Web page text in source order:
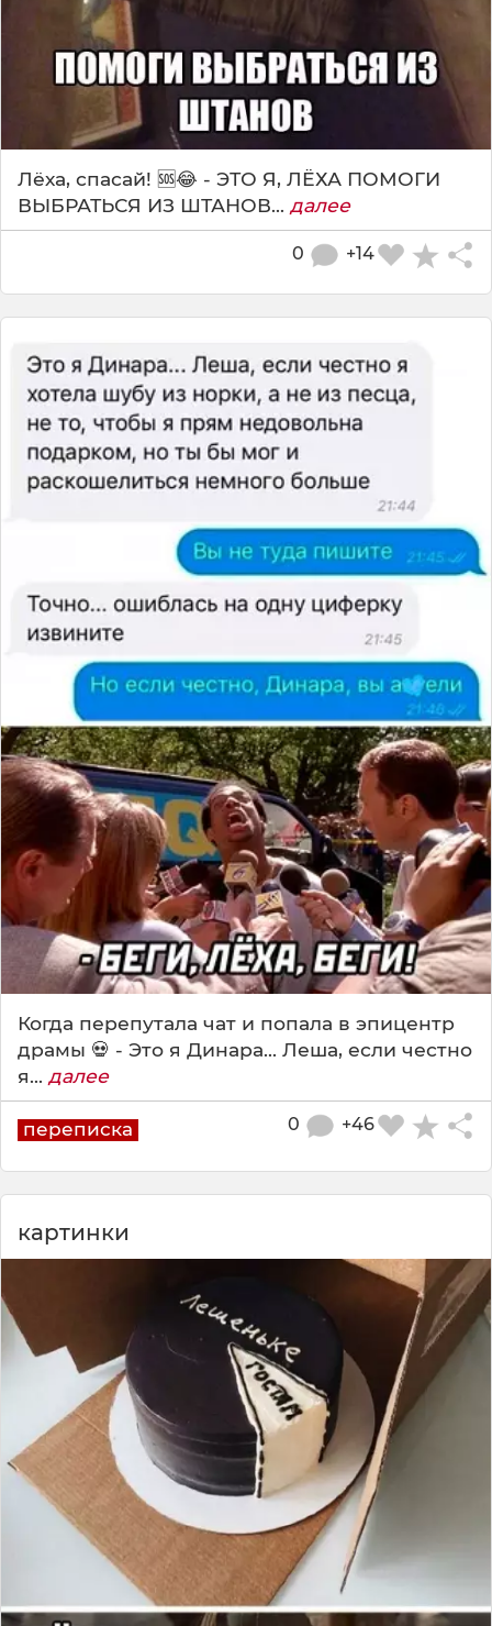
Лёха, спасай! 🆘😂 - ЭТО Я, ЛЁХА ПОМОГИ
ВЫБРАТЬСЯ ИЗ ШТАНОВ... далее
+14
0
Когда перепутала чат и попала в эпицентр
драмы 💀 - Это я Динара... Леша, если честно
я... далее
переписка +46
0
картинки